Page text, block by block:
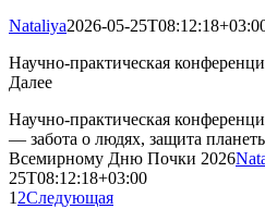
Nataliya2026-05-
Научно-практическая
Далее
Научно-практическая
— забота о людях, защита
Всемирному Дню Почки 2026
25T08:12:18+03:00
1 2Следующая